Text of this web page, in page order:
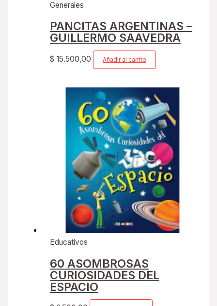
Generales
PANCITAS ARGENTINAS –
GUILLERMO SAAVEDRA
$ 15.500,00 Añadir al carrito
Educativos
60 ASOMBROSAS
CURIOSIDADES DEL
ESPACIO